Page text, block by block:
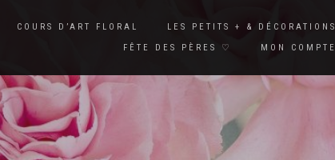
COURS D’ART FLORAL
LES PETITS + & DÉCORATIONS
FÊTE DES PÈRES ♡
MON COMPTE